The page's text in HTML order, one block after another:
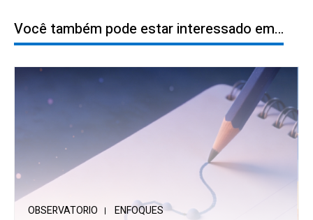
Você também pode estar interessado em…
OBSERVATORIO ENFOQUES